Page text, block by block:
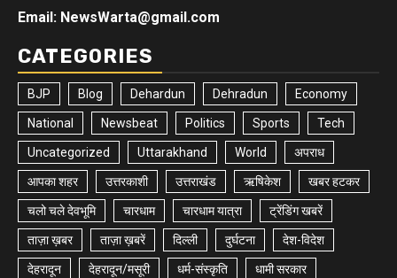
Email: NewsWarta@gmail.com
CATEGORIES
BJP Blog Dehardun Dehradun Economy
National Newsbeat Politics Sports Tech
Uncategorized Uttarakhand World अपराध
आपका शहर उत्तरकाशी उत्तराखंड ऋषिकेश खबर हटकर
चलो चले देवभूमि चारधाम चारधाम यात्रा ट्रेंडिंग खबरें
ताज़ा ख़बर ताज़ा ख़बरें दिल्ली दुर्घटना देश-विदेश
देहरादून देहरादून/मसूरी धर्म-संस्कृति धामी सरकार